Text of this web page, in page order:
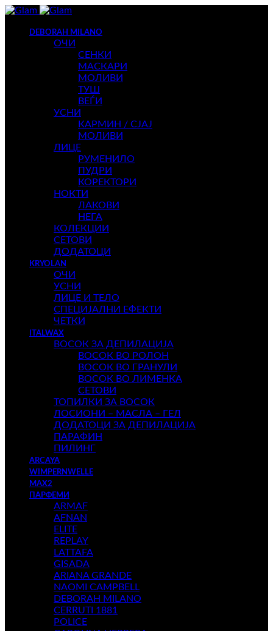
DEBORAH MILANO
ОЧИ
СЕНКИ
МАСКАРИ
МОЛИВИ
ТУШ
ВЕЃИ
УСНИ
КАРМИН / СЈАЈ
МОЛИВИ
ЛИЦЕ
РУМЕНИЛО
ПУДРИ
КОРЕКТОРИ
НОКТИ
ЛАКОВИ
НЕГА
КОЛЕКЦИИ
СЕТОВИ
ДОДАТОЦИ
KRYOLAN
ОЧИ
УСНИ
ЛИЦЕ И ТЕЛО
СПЕЦИЈАЛНИ ЕФЕКТИ
ЧЕТКИ
ITALWAX
ВОСОК ЗА ДЕПИЛАЦИЈА
ВОСОК ВО РОЛОН
ВОСОК ВО ГРАНУЛИ
ВОСОК ВО ЛИМЕНКА
СЕТОВИ
ТОПИЛКИ ЗА ВОСОК
ЛОСИОНИ – МАСЛА – ГЕЛ
ДОДАТОЦИ ЗА ДЕПИЛАЦИЈА
ПАРАФИН
ПИЛИНГ
ARCAYA
WIMPERNWELLE
MAX2
ПАРФЕМИ
ARMAF
AFNAN
ELITE
REPLAY
LATTAFA
GISADA
ARIANA GRANDE
NAOMI CAMPBELL
DEBORAH MILANO
CERRUTI 1881
POLICE